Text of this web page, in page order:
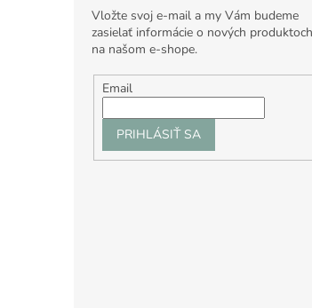
Vložte svoj e-mail a my Vám budeme
zasielať informácie o nových produktoch
na našom e-shope.
Email
PRIHLÁSIŤ SA